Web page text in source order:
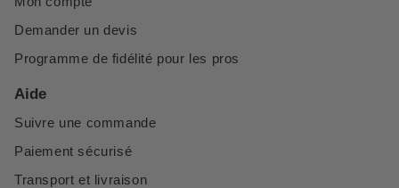
Demander un devis
Programme de fidélité pour les pros
Aide
Suivre une commande
Paiement sécurisé
Transport et livraison